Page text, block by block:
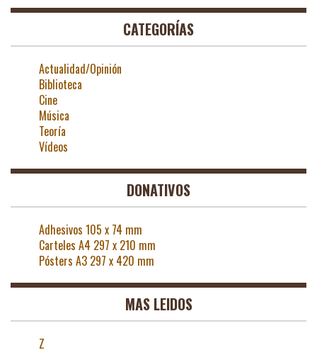
CATEGORÍAS
Actualidad/Opinión
Biblioteca
Cine
Música
Teoría
Vídeos
DONATIVOS
Adhesivos 105 x 74 mm
Carteles A4 297 x 210 mm
Pósters A3 297 x 420 mm
MAS LEIDOS
Z